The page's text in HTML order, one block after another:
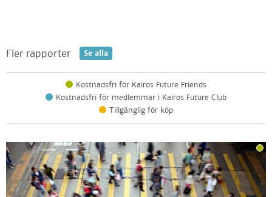
Fler rapporter Se alla
Kostnadsfri för Kairos Future Friends
Kostnadsfri för medlemmar i Kairos Future Club
Tillgänglig för köp